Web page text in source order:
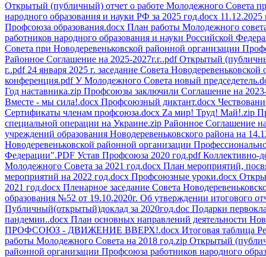
Открытый (публичный) отчет о работе Молодежного Совета
народного образования и науки РФ за 2025 год.docx 11.12.2025
Профсоюза образования.docx План работы Молодежного
работников народного образования и науки Российской
Совета при Новодеревеньковской районной организации
Районное Соглашение на 2025-2027г.г..pdf Открытый
г..pdf 24 января 2025 г. заседание Совета
конференция.pdf У Молодежного Совета новый
Год наставника.zip Профсоюзы заключили Соглашение на
Вместе - мы сила!.docx Профсоюзный диктант.docx
Сертификаты членам профсоюза.docx Zа мир! Труд! Май!.zip
специальной операции на Украине.zip Районное Соглашение
учреждений образования Новодеревеньковского района на
Новодеревеньковской районной организации
Федерации".PDF Устав Профсоюза 2020 год.pdf Коллективно-
Молодежного Совета за 2021 год.docx План мероприятий,
мероприятий на 2022 год.docx Профсоюзные уроки.docx
2021 год.docx Пленарное заседание Совета
образования №52 от 19.10.2020г. Об утверждении итогового
Публичный(открытый)доклад за 2020год.doc Подарки
пандемии..docx План основных направлений деятельности
ПРОФСОЮЗ - ДВИЖЕНИЕ ВВЕРХ!.docx Итоговая таблица
работы Молодежного Совета на 2018 год.zip Открытый
районной организации Профсоюза работников народного